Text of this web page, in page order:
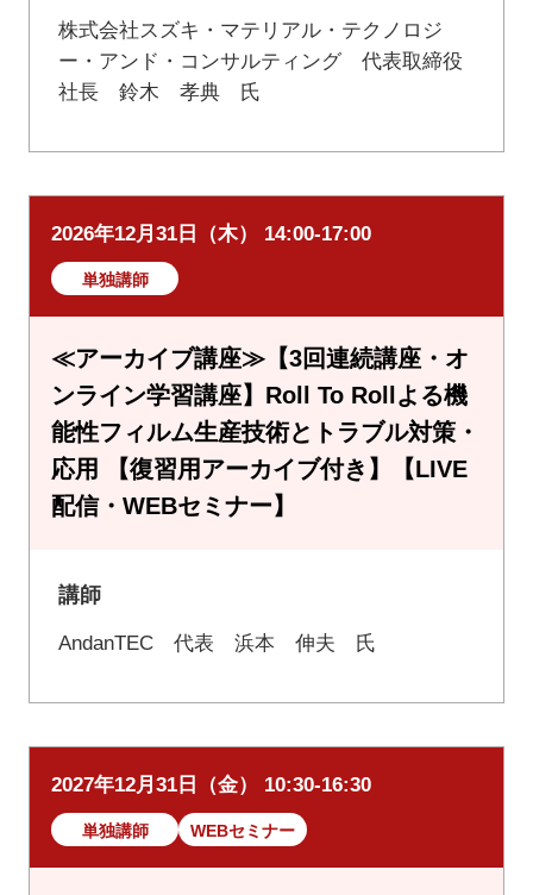
株式会社スズキ・マテリアル・テクノロジ
ー・アンド・コンサルティング 代表取締役
社長 鈴木 孝典 氏
2026年12月31日（木） 14:00-17:00
単独講師
≪アーカイブ講座≫【3回連続講座・オ
ンライン学習講座】Roll To Rollよる機
能性フィルム生産技術とトラブル対策・
応用 【復習用アーカイブ付き】【LIVE
配信・WEBセミナー】
講師
AndanTEC 代表 浜本 伸夫 氏
2027年12月31日（金） 10:30-16:30
単独講師 WEBセミナー